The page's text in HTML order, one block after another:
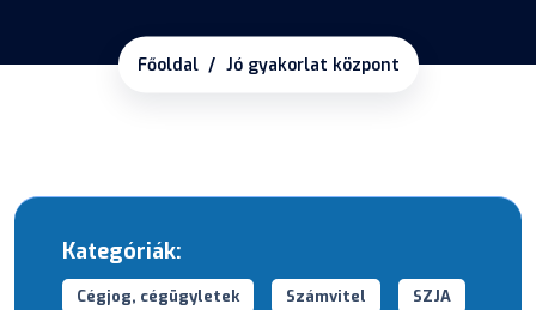
Főoldal Jó gyakorlat központ
Kategóriák:
Cégjog, cégügyletek Számvitel SZJA